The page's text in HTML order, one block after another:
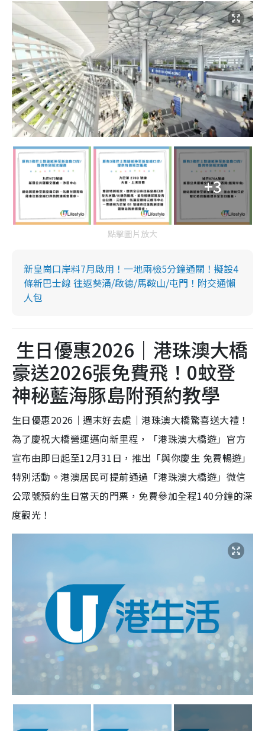
+3
點擊圖片放大
新皇崗口岸料7月啟用！一地兩檢5分鐘通關！擬設4
條新巴士線 往返葵涌/啟德/馬鞍山/屯門！附交通懶
人包
生日優惠2026｜港珠澳大橋
豪送2026張免費飛！0蚊登
神秘藍海豚島附預約教學
生日優惠2026｜週末好去處｜港珠澳大橋驚喜送大禮！
為了慶祝大橋營運邁向新里程，「港珠澳大橋遊」官方
宣布由即日起至12月31日，推出「與你慶生 免費暢遊」
特別活動。港澳居民可提前通過「港珠澳大橋遊」微信
公眾號預約生日當天的門票，免費參加全程140分鐘的深
度觀光！